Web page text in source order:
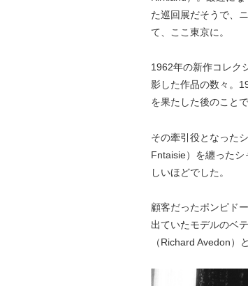
た巡回展だそうで、
て、ここ東京に。
1962年の新作コレク
影した作品の数々。
を果たした後のことで
その牽引役となった
Fntaisie）を纏ったシ
しいほどでした。
顧客だったポンピド
出ていたモデルのベ
（Richard Avedon）